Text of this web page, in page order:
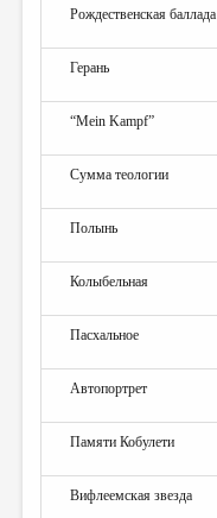
Рождественская баллада
Герань
“Mein Kampf”
Сумма теологии
Полынь
Колыбельная
Пасхальное
Автопортрет
Памяти Кобулети
Вифлеемская звезда